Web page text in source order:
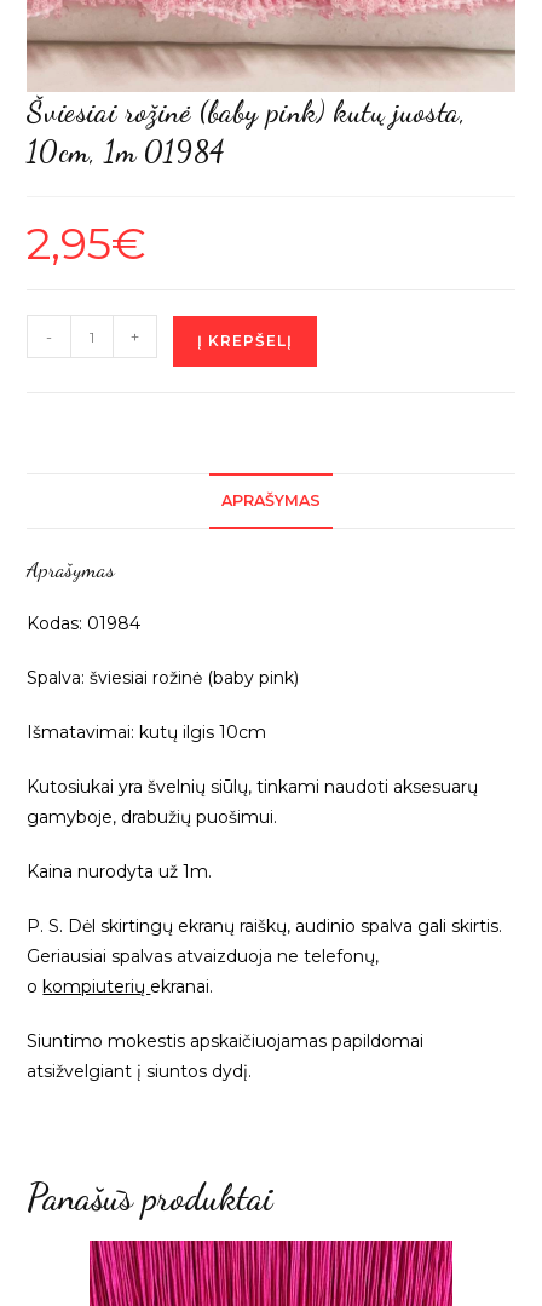
Šviesiai rožinė (baby pink) kutų juosta,
10cm, 1m 01984
2,95€
produkto
kiekis:
10cm,
01984
- + Į KREPŠELĮ
APRAŠYMAS
Aprašymas
Kodas: 01984
Spalva: šviesiai rožinė (baby pink)
Išmatavimai: kutų ilgis 10cm
Kutosiukai yra švelnių siūlų, tinkami naudoti aksesuarų
gamyboje, drabužių puošimui.
Kaina nurodyta už 1m.
P. S. Dėl skirtingų ekranų raiškų, audinio spalva gali skirtis.
Geriausiai spalvas atvaizduoja ne telefonų,
okompiuterių ekranai.
Siuntimo mokestis apskaičiuojamas papildomai
atsižvelgiant į siuntos dydį.
Panašūs produktai